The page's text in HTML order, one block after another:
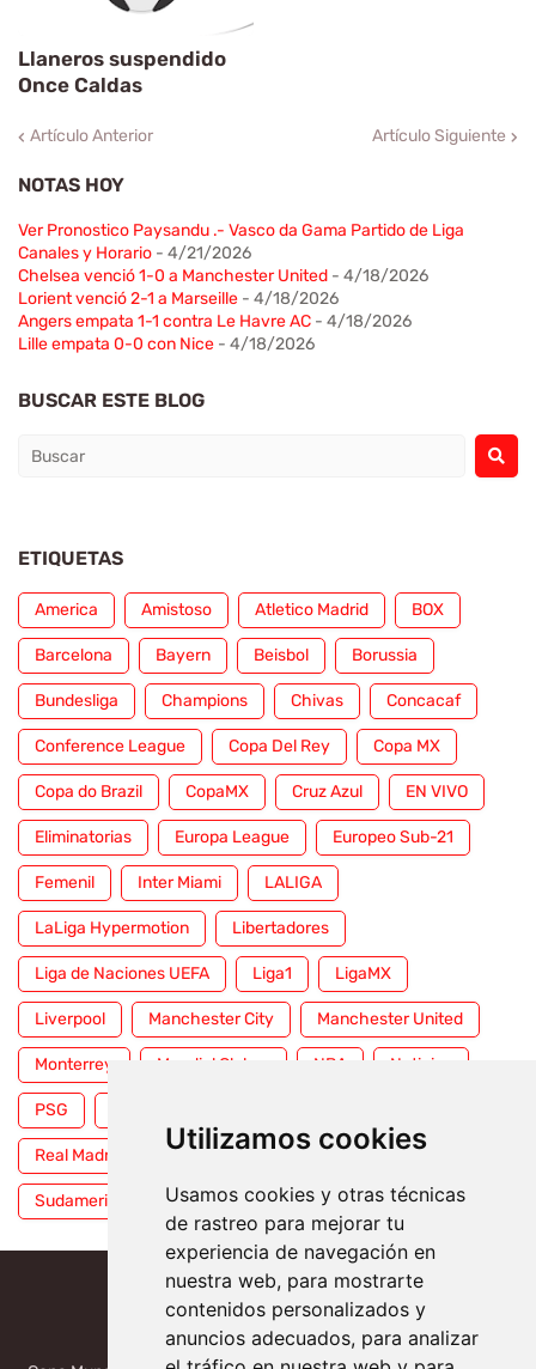
Utilizamos cookies
Usamos cookies y otras técnicas
de rastreo para mejorar tu
experiencia de navegación en
nuestra web, para mostrarte
contenidos personalizados y
anuncios adecuados, para analizar
Llaneros suspendido
Once Caldas
Artículo Anterior Artículo Siguiente
NOTAS HOY
Ver Pronostico Paysandu .- Vasco da Gama Partido de Liga
Canales y Horario - 4/21/2026
Chelsea venció 1-0 a Manchester United - 4/18/2026
Lorient venció 2-1 a Marseille - 4/18/2026
Angers empata 1-1 contra Le Havre AC - 4/18/2026
Lille empata 0-0 con Nice - 4/18/2026
BUSCAR ESTE BLOG
ETIQUETAS
America Amistoso Atletico Madrid BOX
Barcelona Bayern Beisbol Borussia
Bundesliga Champions Chivas Concacaf
Conference League Copa Del Rey Copa MX
Copa do Brazil CopaMX Cruz Azul EN VIVO
Eliminatorias Europa League Europeo Sub-21
Femenil Inter Miami LALIGA
LaLiga Hypermotion Libertadores
Liga de Naciones UEFA Liga1 LigaMX
Liverpool Manchester City Manchester United
Monterrey Mundial Clubes NBA Noticias
PSG
Real Madrid Selección Mexicana Serie A
Sudamericana Tigres Toluca UFC WWE